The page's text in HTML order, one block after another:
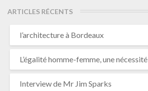
ARTICLES RÉCENTS
l’architecture à Bordeaux
L’égalité homme-femme, une nécessité
Interview de Mr Jim Sparks